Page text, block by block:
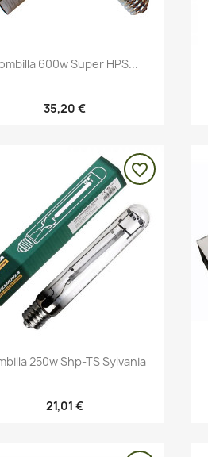
Vista rápida
600w Super HPS...
35,20 €
Vista rápida
250w Shp-TS Sylvania
21,01 €
favorite_border